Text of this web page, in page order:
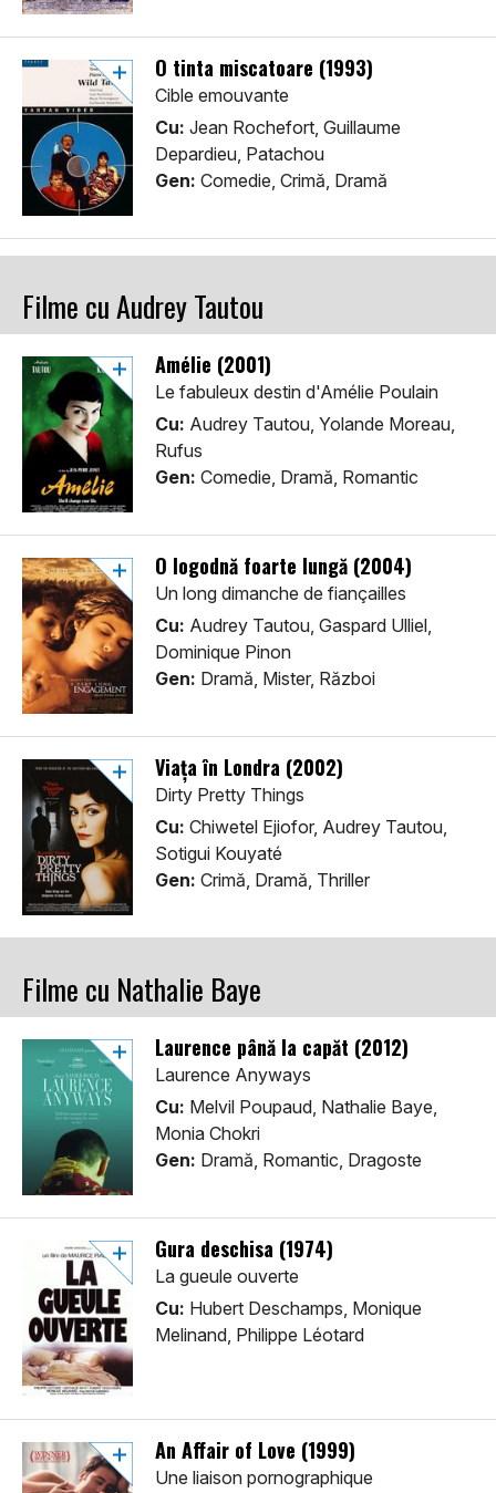
O tinta miscatoare (1993)
Cible emouvante
Cu: Jean Rochefort, Guillaume
Depardieu, Patachou
Gen: Comedie, Crimă, Dramă
Filme cu Audrey Tautou
Amélie (2001)
Le fabuleux destin d'Amélie Poulain
Cu: Audrey Tautou, Yolande Moreau,
Rufus
Gen: Comedie, Dramă, Romantic
O logodnă foarte lungă (2004)
Un long dimanche de fiançailles
Cu: Audrey Tautou, Gaspard Ulliel,
Dominique Pinon
Gen: Dramă, Mister, Război
Viața în Londra (2002)
Dirty Pretty Things
Cu: Chiwetel Ejiofor, Audrey Tautou,
Sotigui Kouyaté
Gen: Crimă, Dramă, Thriller
Filme cu Nathalie Baye
Laurence până la capăt (2012)
Laurence Anyways
Cu: Melvil Poupaud, Nathalie Baye,
Monia Chokri
Gen: Dramă, Romantic, Dragoste
Gura deschisa (1974)
La gueule ouverte
Cu: Hubert Deschamps, Monique
Melinand, Philippe Léotard
An Affair of Love (1999)
Une liaison pornographique